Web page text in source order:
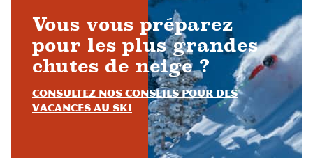
Vous vous préparez
pour les plus grandes
chutes de neige ?
Consultez nos conseils pour des
vacances au ski